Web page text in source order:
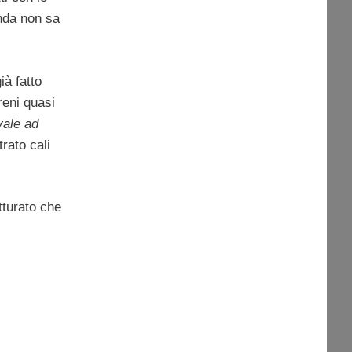
non sa
fatto
quasi
ad
cali
che